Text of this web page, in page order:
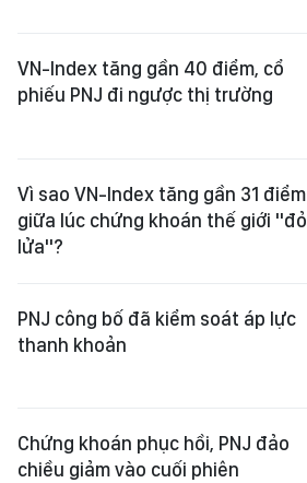
VN-Index tăng gần 40 điểm, cổ
phiếu PNJ đi ngược thị trường
Vì sao VN-Index tăng gần 31 điểm
giữa lúc chứng khoán thế giới "đỏ
lửa"?
PNJ công bố đã kiểm soát áp lực
thanh khoản
Chứng khoán phục hồi, PNJ đảo
chiều giảm vào cuối phiên